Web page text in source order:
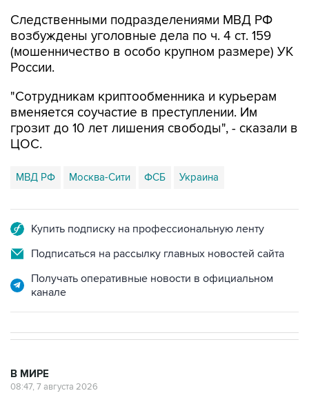
Следственными подразделениями МВД РФ
возбуждены уголовные дела по ч. 4 ст. 159
(мошенничество в особо крупном размере) УК
России.
"Сотрудникам криптообменника и курьерам
вменяется соучастие в преступлении. Им
грозит до 10 лет лишения свободы", - сказали в
ЦОС.
МВД РФ Москва-Сити ФСБ Украина
Купить подписку на профессиональную ленту
Подписаться на рассылку главных новостей сайта
Получать оперативные новости в официальном
канале
В МИРЕ
08:47, 7 августа 2026